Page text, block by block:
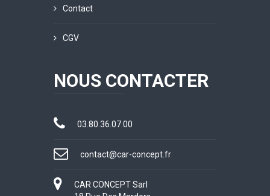
Contact
CGV
NOUS CONTACTER
03.80.36.07.00
contact@car-concept.fr
CAR CONCEPT Sarl